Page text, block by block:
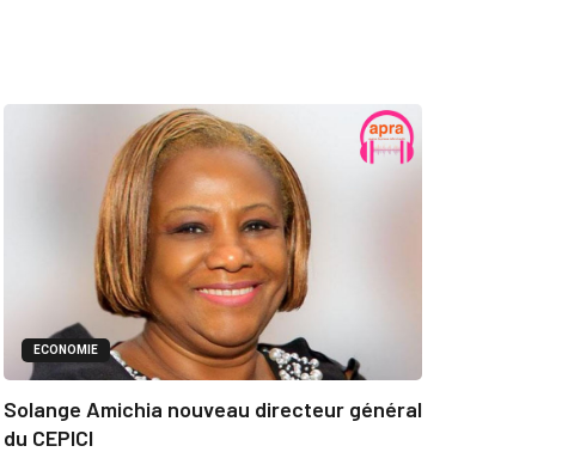
ECONOMIE
Solange Amichia nouveau directeur général
du CEPICI